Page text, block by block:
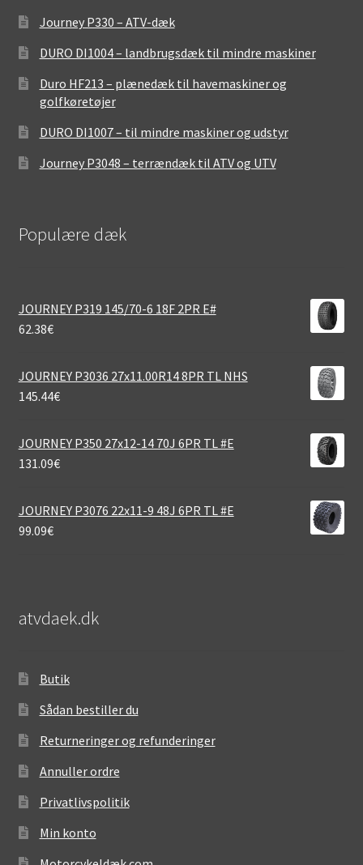
Journey P330 – ATV-dæk
DURO DI1004 – landbrugsdæk til mindre maskiner
Duro HF213 – plænedæk til havemaskiner og
golfkøretøjer
DURO DI1007 – til mindre maskiner og udstyr
Journey P3048 – terrændæk til ATV og UTV
Populære dæk
JOURNEY P319 145/70-6 18F 2PR E#
62.38€
JOURNEY P3036 27x11.00R14 8PR TL NHS
145.44€
JOURNEY P350 27x12-14 70J 6PR TL #E
131.09€
JOURNEY P3076 22x11-9 48J 6PR TL #E
99.09€
atvdaek.dk
Butik
Sådan bestiller du
Returneringer og refunderinger
Annuller ordre
Privatlivspolitik
Min konto